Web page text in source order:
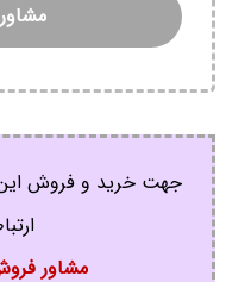
جهت خرید و فروش این
مشاور